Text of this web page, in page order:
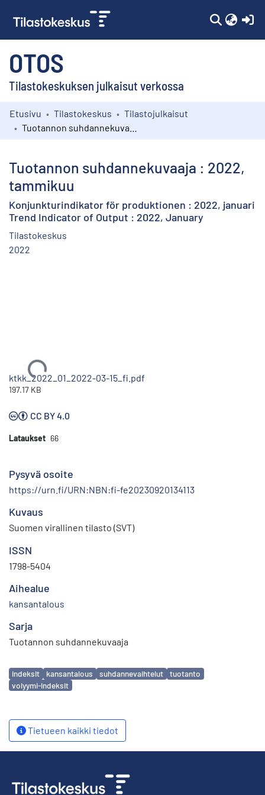
OTOS
Tilastokeskuksen julkaisut verkossa
Kokoelmat
Etusivu Tilastokeskus
Tilastojulkaisut
Tuotannon suhdannekuvaaja : 2022,
tammikuu
Konjunkturindikator för produktionen : 2022, januari
Trend Indicator of Output : 2022, January
Tilastokeskus
2022
Ladataan...
ktkk_2022_01_2022-03-15_fi.pdf
197.17 KB
CC BY 4.0
Lataukset 66
Pysyvä osoite
https://urn.fi/URN:NBN:fi-fe20230920134113
Kuvaus
Suomen virallinen tilasto (SVT)
ISSN
1798-5404
Aihealue
kansantalous
Sarja
Tuotannon suhdannekuvaaja
Avainsanat
indeksit kansantalous suhdannevaihtelut
tuotanto
volyymi-indeksit
Tietueen kaikki tiedot